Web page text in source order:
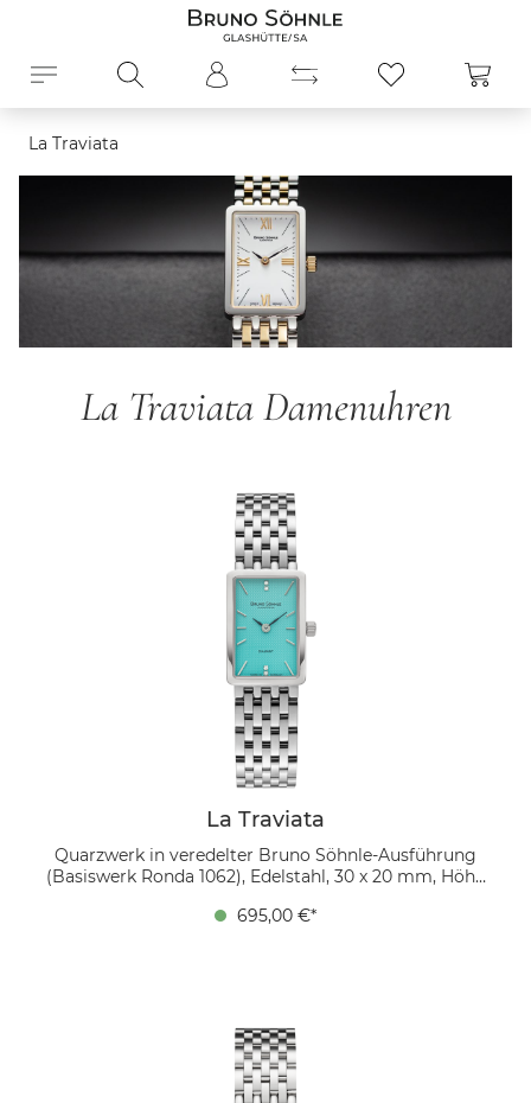
La Traviata
La Traviata Damenuhren
La Traviata
Quarzwerk in veredelter Bruno Söhnle-Ausführung
(Basiswerk Ronda 1062), Edelstahl, 30 x 20 mm, Höhe
integriertes Edelstahlarmband, Doppelfaltschließe, 4
einem Zifferblatt in feiner Leinenstruktur und vier
funkelnden Brillanten, die das Sonnenlicht einfangen,
ist diese Uhr perfekt für stilvolle Tage am Strand oder
im exklusiven Beachclub!
695,00 €*